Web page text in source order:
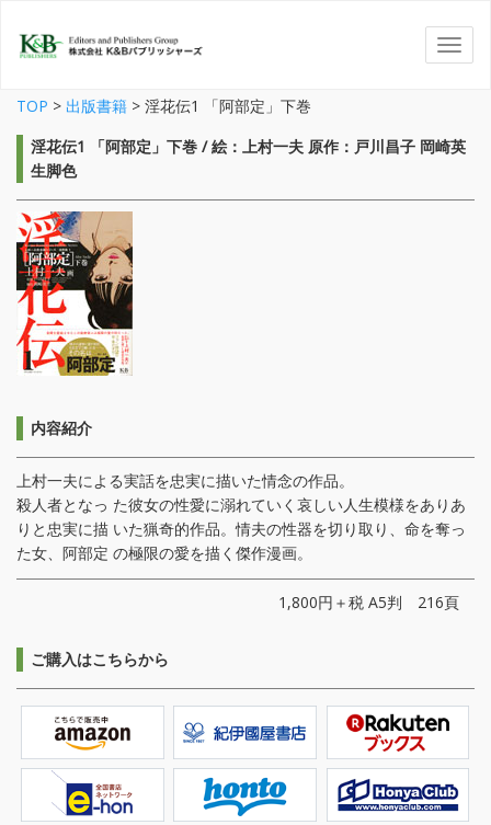
TOP > 出版書籍 > 淫花伝1 「阿部定」下巻
淫花伝1 「阿部定」下巻 / 絵：上村一夫 原作：戸川昌子 岡崎英
生脚色
内容紹介
上村一夫による実話を忠実に描いた情念の作品。
殺人者となっ た彼女の性愛に溺れていく哀しい人生模様をありあ
りと忠実に描 いた猟奇的作品。情夫の性器を切り取り、命を奪っ
た女、阿部定 の極限の愛を描く傑作漫画。
1,800円＋税 A5判 216頁
ご購入はこちらから